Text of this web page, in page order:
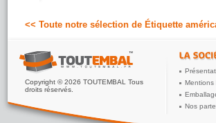
<< Toute notre sélection de Étiquette
Copyright © 2026 TOUTEMBAL Tous
droits réservés.
Mentions
Nos